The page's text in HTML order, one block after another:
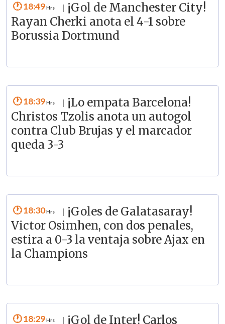
18:49
¡Gol de Manchester City!
Rayan Cherki anota el 4-1 sobre
Borussia Dortmund
18:39
¡Lo empata Barcelona!
Christos Tzolis anota un autogol
contra Club Brujas y el marcador
queda 3-3
18:30
¡Goles de Galatasaray!
Victor Osimhen, con dos penales,
estira a 0-3 la ventaja sobre Ajax en
la Champions
18:29
¡Gol de Inter! Carlos